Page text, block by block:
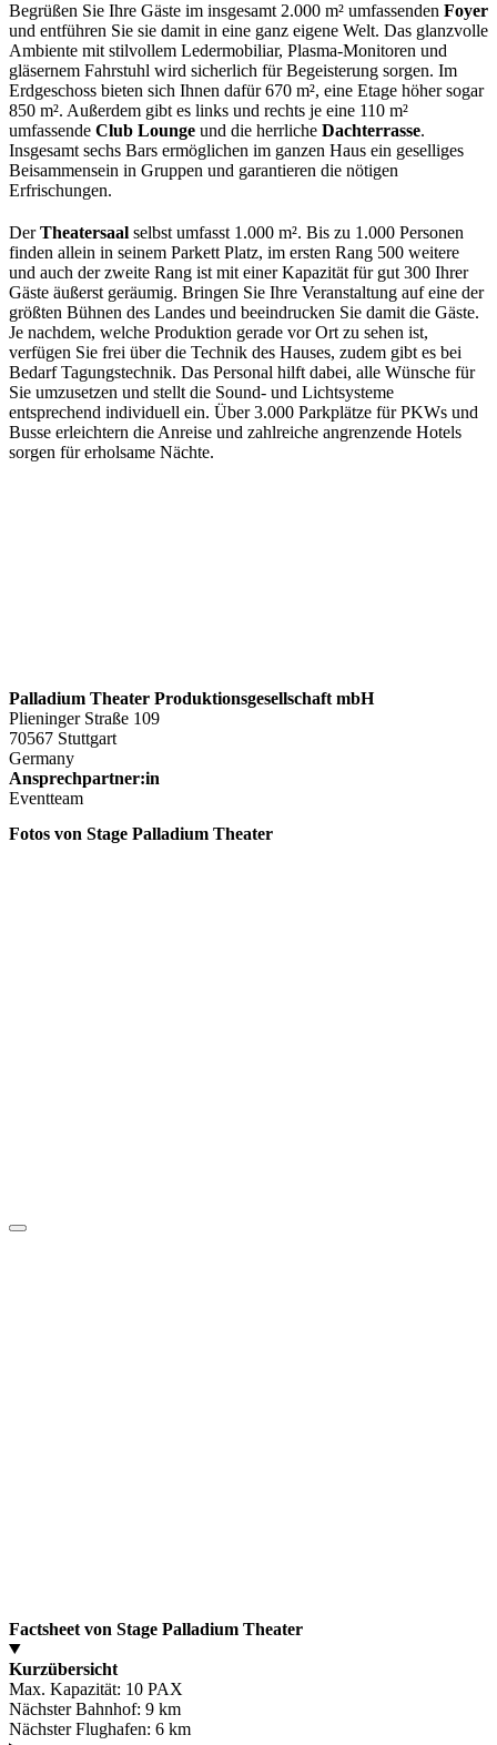
Begrüßen Sie Ihre Gäste im insgesamt 2.000 m² umfassenden Foyer
und entführen Sie sie damit in eine ganz eigene Welt. Das glanzvolle
Ambiente mit stilvollem Ledermobiliar, Plasma-Monitoren und
gläsernem Fahrstuhl wird sicherlich für Begeisterung sorgen. Im
Erdgeschoss bieten sich Ihnen dafür 670 m², eine Etage höher sogar
850 m². Außerdem gibt es links und rechts je eine 110 m²
umfassende Club Lounge und die herrliche Dachterrasse.
Insgesamt sechs Bars ermöglichen im ganzen Haus ein geselliges
Beisammensein in Gruppen und garantieren die nötigen
Erfrischungen.
DerTheatersaal selbst umfasst 1.000 m². Bis zu 1.000 Personen
finden allein in seinem Parkett Platz, im ersten Rang 500 weitere
und auch der zweite Rang ist mit einer Kapazität für gut 300 Ihrer
Gäste äußerst geräumig. Bringen Sie Ihre Veranstaltung auf eine der
größten Bühnen des Landes und beeindrucken Sie damit die Gäste.
Je nachdem, welche Produktion gerade vor Ort zu sehen ist,
verfügen Sie frei über die Technik des Hauses, zudem gibt es bei
Bedarf Tagungstechnik. Das Personal hilft dabei, alle Wünsche für
Sie umzusetzen und stellt die Sound- und Lichtsysteme
entsprechend individuell ein. Über 3.000 Parkplätze für PKWs und
Busse erleichtern die Anreise und zahlreiche angrenzende Hotels
sorgen für erholsame Nächte.
Palladium Theater Produktionsgesellschaft mbH
Plieninger Straße 109
70567 Stuttgart
Germany
Ansprechpartner:in
Eventteam
Fotos von Stage Palladium Theater
Factsheet von Stage Palladium Theater
Kurzübersicht
Max. Kapazität: 10 PAX
Nächster Bahnhof: 9 km
Nächster Flughafen: 6 km